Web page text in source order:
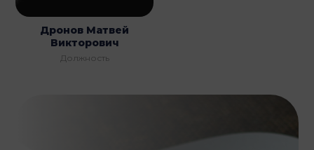
Дронов Матвей
Викторович
Должность